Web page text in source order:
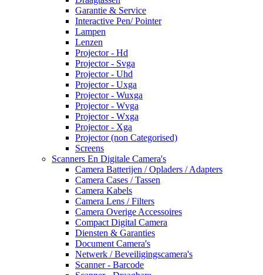
Garantie & Service
Interactive Pen/ Pointer
Lampen
Lenzen
Projector - Hd
Projector - Svga
Projector - Uhd
Projector - Uxga
Projector - Wuxga
Projector - Wvga
Projector - Wxga
Projector - Xga
Projector (non Categorised)
Screens
Scanners En Digitale Camera's
Camera Batterijen / Opladers / Adapters
Camera Cases / Tassen
Camera Kabels
Camera Lens / Filters
Camera Overige Accessoires
Compact Digital Camera
Diensten & Garanties
Document Camera's
Netwerk / Beveiligingscamera's
Scanner - Barcode